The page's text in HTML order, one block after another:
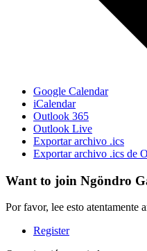
Google Calendar
iCalendar
Outlook 365
Outlook Live
Exportar archivo .ics
Exportar archivo .ics de
Want to join Ngöndro
Por favor, lee esto atentamente
Register